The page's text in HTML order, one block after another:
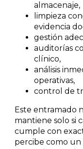
almacenaje,
limpieza
evidencia
gestión
auditorías
clínico,
análisis
operativas,
control de
Este entramado
mantiene solo si
cumple con
percibe como